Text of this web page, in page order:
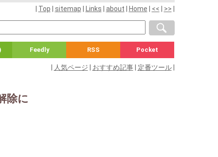
Top sitemap Links about Home << >>
Feedly RSS Pocket
人気ページ おすすめ記事| 定番ツール|
除に